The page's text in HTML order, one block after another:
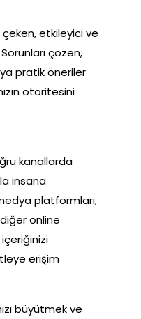
çeken, etkileyici ve
çözen,
pratik öneriler
otoritesini
kanallarda
insana
platformları,
online
erişim
büyütmek ve